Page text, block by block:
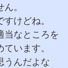
。
けどね。
当なところを
います。
うんだよな